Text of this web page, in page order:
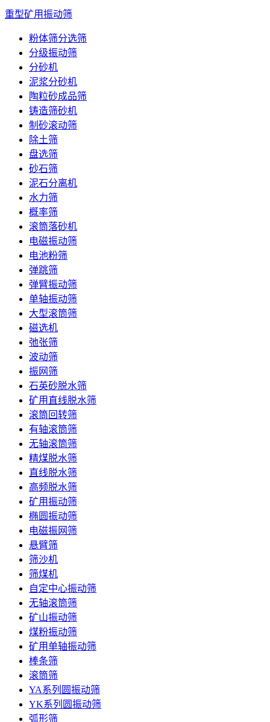
重型矿用振动筛
粉体筛分选筛
分级振动筛
分砂机
泥浆分砂机
陶粒砂成品筛
铸造筛砂机
制砂滚动筛
除土筛
盘选筛
砂石筛
泥石分离机
水力筛
概率筛
滚筒落砂机
电磁振动筛
电池粉筛
弹跳筛
弹臂振动筛
单轴振动筛
大型滚筒筛
磁选机
弛张筛
波动筛
振网筛
石英砂脱水筛
矿用直线脱水筛
滚筒回转筛
有轴滚筒筛
无轴滚筒筛
精煤脱水筛
直线脱水筛
高频脱水筛
矿用振动筛
椭圆振动筛
电磁振网筛
悬臂筛
筛沙机
筛煤机
自定中心振动筛
无轴滚筒筛
矿山振动筛
煤粉振动筛
矿用单轴振动筛
棒条筛
滚筒筛
YA系列圆振动筛
YK系列圆振动筛
弧形筛